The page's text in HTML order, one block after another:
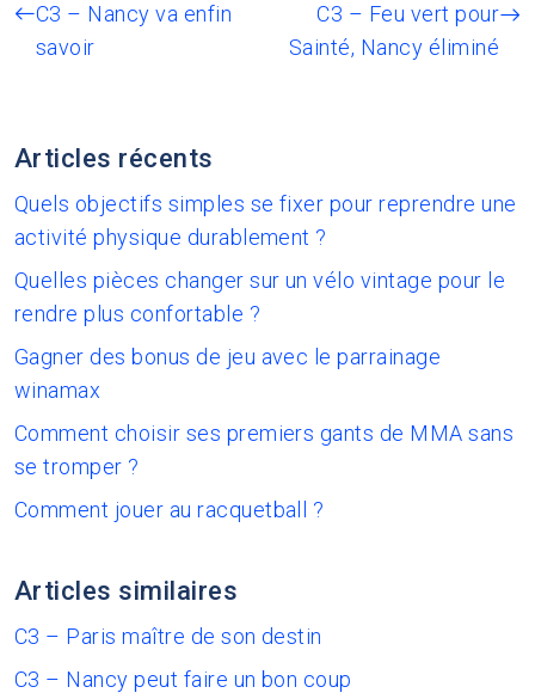
C3 – Nancy va enfin
savoir
C3 – Feu vert pour
Sainté, Nancy éliminé
Articles récents
Quels objectifs simples se fixer pour reprendre une
activité physique durablement ?
Quelles pièces changer sur un vélo vintage pour le
rendre plus confortable ?
Gagner des bonus de jeu avec le parrainage
winamax
Comment choisir ses premiers gants de MMA sans
se tromper ?
Comment jouer au racquetball ?
Articles similaires
C3 – Paris maître de son destin
C3 – Nancy peut faire un bon coup